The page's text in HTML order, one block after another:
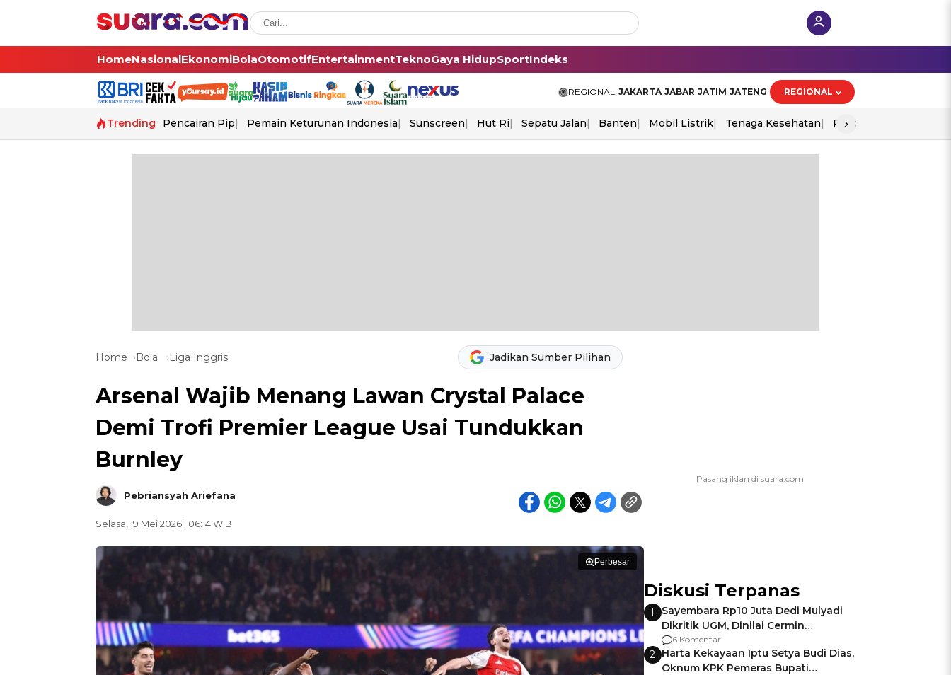
HomeNasionalEkonomiBolaOtomotifEntertainmentTeknoGaya HidupSportIndeks
REGIONAL: JAKARTA JABAR JATIM JATENG REGIONAL
Trending Pencairan Pip Pemain Keturunan Indonesia Sunscreen Hut Ri Sepatu Jalan Banten Mobil Listrik Tenaga Kesehatan Piala Aff 2026
›
Home Bola Liga Inggris Jadikan Sumber Pilihan
Arsenal Wajib Menang Lawan Crystal Palace
Demi Trofi Premier League Usai Tundukkan
Burnley
Pebriansyah Ariefana
Selasa, 19 Mei 2026 | 06:14 WIB
Perbesar
Diskusi Terpanas
1
Sayembara Rp10 Juta Dedi Mulyadi
Dikritik UGM, Dinilai Cermin
Gagalnya Negara Jamin Keamanan
6 Komentar
2 Harta Kekayaan Iptu Setya Budi Dias,
Oknum KPK Pemeras Bupati